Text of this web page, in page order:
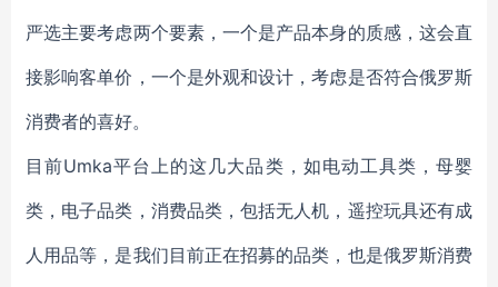
严选主要考虑两个要素，一个是产品本身的质感，这会直
接影响客单价，一个是外观和设计，考虑是否符合俄罗斯
消费者的喜好。
目前Umka平台上的这几大品类，如电动工具类，母婴
类，电子品类，消费品类，包括无人机，遥控玩具还有成
人用品等，是我们目前正在招募的品类，也是俄罗斯消费